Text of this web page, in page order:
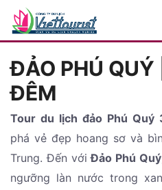
ĐẢO PHÚ QUÝ
ĐÊM
Tour du lịch đảo Phú Quý
phá vẻ đẹp hoang sơ và
Trung. Đến vớiĐảo Phú Quý
ngưỡng làn nước trong